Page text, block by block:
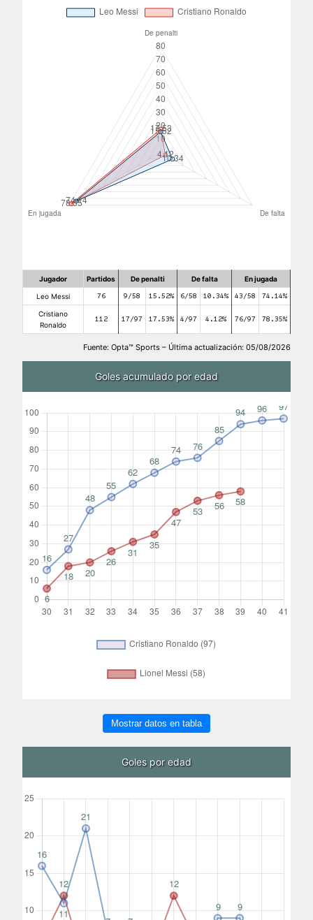
Jugador Partidos De penalti De falta En jugada
Leo Messi 76 9/58 15.52% 6/58 10.34% 43/58 74.14%
Cristiano
Ronaldo
112 17/97 17.53% 4/97 4.12% 76/97 78.35%
Fuente: Opta™ Sports – Última actualización: 05/08/2026
Goles acumulado por edad
Mostrar datos en tabla
Goles por edad